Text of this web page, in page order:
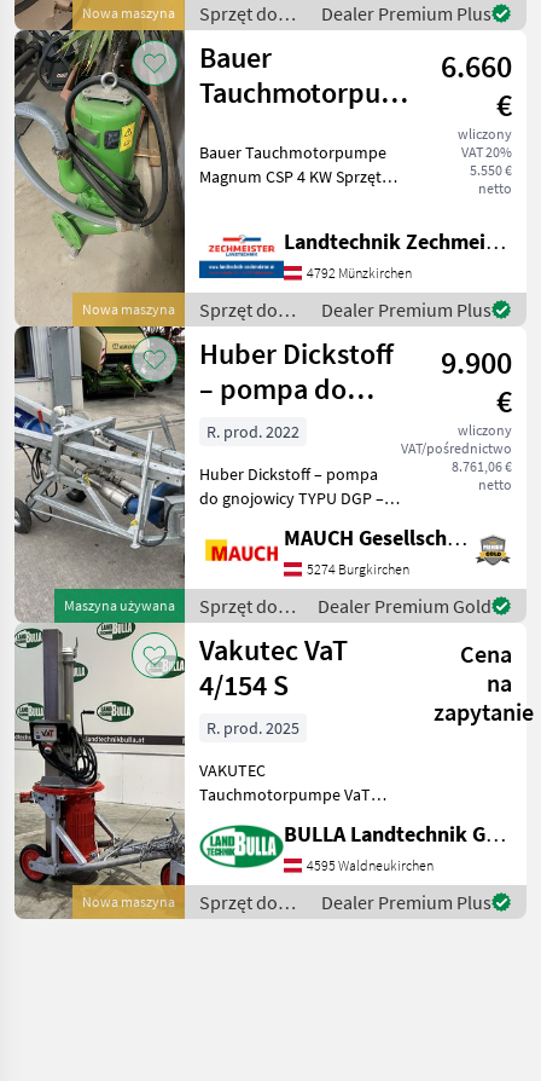
Nowa maszyna
Sprzęt do
nawożenia i
nawadniania
/ Bauer
Dealer Premium Plus
Nowa maszyna
Bauer
Tauchmotorpumpe
Schneidwerk
6.660
€
wliczony
VAT 20%
5.550 €
netto
Bauer Tauchmotorpumpe
Magnum CSP 4 KW Sprzęt
gnojowicy
Landtechnik Zechmeister GmbH & Co KG
4792 Münzkirchen
Sprzęt do
nawożenia i
nawadniania
/ Bauer
Dealer Premium Plus
Maszyna używana
Huber Dickstoff
– pompa do
gnojowicy
9.900
€
wliczony
VAT/pośrednictwo
8.761,06 €
netto
R. prod. 2022
Huber Dickstoff – pompa
do gnojowicy TYPU DGP –
Podwozie z 3 kołami -
Otwór studni 60 x 80 cm -
Głębokość studni 4, 5 m
Urządzenie znajduje
MAUCH Gesellschaft m.b.H. & Co.KG
5274 Burgkirchen
Sprzęt do
nawożenia i
nawadniania
/ Huber
Dealer Premium Gold
Nowa maszyna
Vakutec VaT
4/154 S
Cena
na
zapytanie
R. prod. 2025
VAKUTEC
Tauchmotorpumpe VaT
Elektromotor mit
Stern-/Dreieckschaltung +
Grubenöffnung Minimum
800 x 600mm +
BULLA Landtechnik GmbH
4595 Waldneukirchen
Sprzęt do
nawożenia i
Dealer Premium Plus